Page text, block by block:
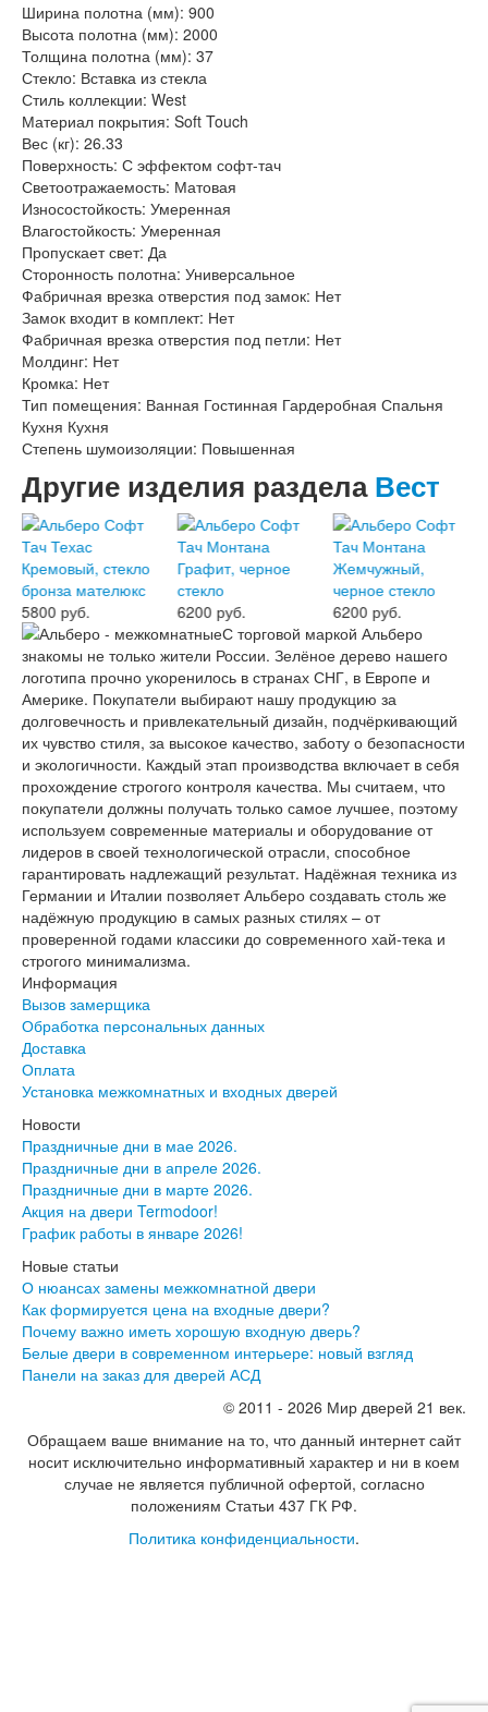
Интекрон Олимпия
Интекрон Премьера
Интекрон Профит
Интекрон Ронда
Интекрон Сицилия
Интекрон Спарта Белая
Интекрон Термо
Интекрон Тетра
Интекрон Фараон
Интекрон Форте
Двери АСД
Двери Ратибор
Двери Аргус
Тамбурные двери
Межкомнатные двери
Двери Альберо
Вест
Геометрия
Империя
Классика
Лайн
Мегаполис
Мегаполис ГЛ
Неоклассика Про
Скин
Тренд
Двери ВанМарк
Шпон текстурированный
Эмалекс
Серия София
Эмаль
Серия Дебют
Серия Нео
Серия Симпл
Серия Синди
Серия Скай
Серия Стефани
Серия Уно
Двери Верда
ПЭТ Верда
Экошпон Верда
Коллекция дверей Лофт
Коллекция дверей Техно
Шпон Дворецкий
Эмаль Дворецкий
Двери Про
Инвизибл Про
Экошпон Про
Двери межкомнатные ВФД
Атум ВФД
Атум Про ВФД
Бейсик ВФД
Винтер ВФД
Иннова ВФД
Классик Арт ВФД
Стокгольм ВФД
Урбан ВФД
Эмалекс ВФД
Фурнитура
Фурнитура Bussare
Ширина полотна (мм): 900
Высота полотна (мм): 2000
Толщина полотна (мм): 37
Стекло: Вставка из стекла
Стиль коллекции: West
Материал покрытия: Soft Touch
Вес (кг): 26.33
Поверхность: С эффектом софт-тач
Светоотражаемость: Матовая
Износостойкость: Умеренная
Влагостойкость: Умеренная
Пропускает свет: Да
Сторонность полотна: Универсальное
Фабричная врезка отверстия под замок: Нет
Замок входит в комплект: Нет
Фабричная врезка отверстия под петли: Нет
Молдинг: Нет
Кромка: Нет
Тип помещения: Ванная Гостинная Гардеробная Спальня
Кухня Кухня
Степень шумоизоляции: Повышенная
Другие изделия разделаВест
5800 руб. 6200 руб. 6200 руб.
С торговой маркой Альберо
знакомы не только жители России. Зелёное дерево нашего
логотипа прочно укоренилось в странах СНГ, в Европе и
Америке. Покупатели выбирают нашу продукцию за
долговечность и привлекательный дизайн, подчёркивающий
их чувство стиля, за высокое качество, заботу о безопасности
и экологичности. Каждый этап производства включает в себя
прохождение строгого контроля качества. Мы считаем, что
покупатели должны получать только самое лучшее, поэтому
используем современные материалы и оборудование от
лидеров в своей технологической отрасли, способное
гарантировать надлежащий результат. Надёжная техника из
Германии и Италии позволяет Альберо создавать столь же
надёжную продукцию в самых разных стилях – от
проверенной годами классики до современного хай-тека и
строгого минимализма.
Информация
Вызов замерщика
Обработка персональных данных
Доставка
Оплата
Установка межкомнатных и входных дверей
Новости
Праздничные дни в мае 2026.
Праздничные дни в апреле 2026.
Праздничные дни в марте 2026.
Акция на двери Termodoor!
График работы в январе 2026!
Новые статьи
О нюансах замены межкомнатной двери
Как формируется цена на входные двери?
Почему важно иметь хорошую входную дверь?
Белые двери в современном интерьере: новый взгляд
Панели на заказ для дверей АСД
© 2011 - 2026 Мир дверей 21 век.
Обращаем ваше внимание на то, что данный интернет сайт
носит исключительно информативный характер и ни в коем
случае не является публичной офертой, согласно
положениям Статьи 437 ГК РФ.
Политика конфиденциальности.